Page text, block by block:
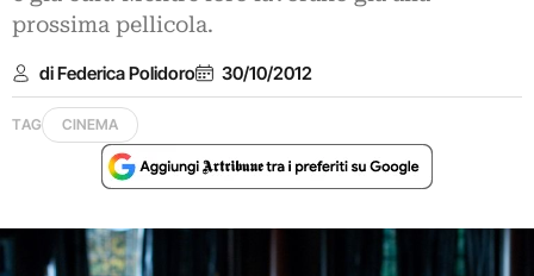
prossima pellicola.
di Federica Polidoro 30/10/2012
TAG CINEMA